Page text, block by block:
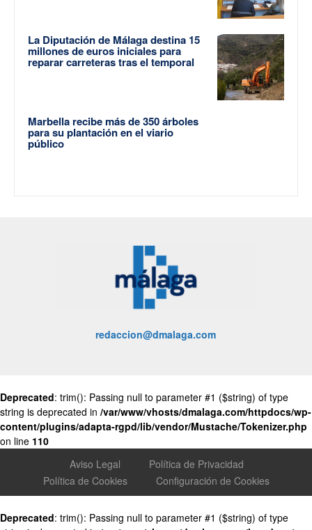
La Diputación de Málaga destina 15
millones de euros iniciales para
reparar carreteras tras el temporal
Marbella recibe más de 350 árboles
para su plantación en el viario
público
redaccion@dmalaga.com
Deprecated: trim(): Passing null to parameter #1 ($string) of type
string is deprecated in /var/www/vhosts/dmalaga.com/httpdocs/wp-
content/plugins/adapta-rgpd/lib/vendor/Mustache/Tokenizer.php
on line 110
Aviso Legal
Política de Privacidad
Política de Cookies
Configuración de Cookies
Deprecated: trim(): Passing null to parameter #1 ($string) of type